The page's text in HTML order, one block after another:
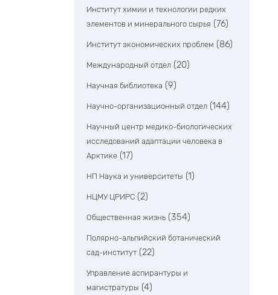
Институт химии и технологии редких
элементов и минерального сырья (76)
Институт экономических проблем (86)
Международный отдел (20)
Научная библиотека (9)
Научно-организационный отдел (144)
Научный центр медико-биологических
исследований адаптации человека в
Арктике (17)
НП Наука и университеты (1)
НЦМУ ЦРИРС (2)
Общественная жизнь (354)
Полярно-альпийский ботанический
сад-институт (22)
Управление аспирантуры и
магистратуры (4)